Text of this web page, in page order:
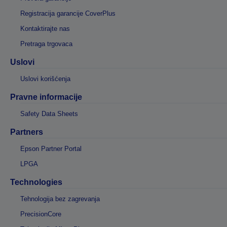
Registracija garancije CoverPlus
Kontaktirajte nas
Pretraga trgovaca
Uslovi
Uslovi korišćenja
Pravne informacije
Safety Data Sheets
Partners
Epson Partner Portal
LPGA
Technologies
Tehnologija bez zagrevanja
PrecisionCore